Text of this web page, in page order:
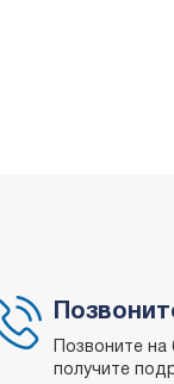
Позвоните
получите